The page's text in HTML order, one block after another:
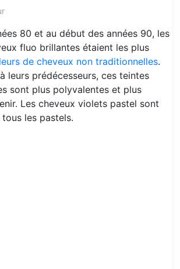
80 et au début des années 90, les
fluo brillantes étaient les plus
de cheveux non traditionnelles.
leurs prédécesseurs, ces teintes
sont plus polyvalentes et plus
Les cheveux violets pastel sont
les pastels.